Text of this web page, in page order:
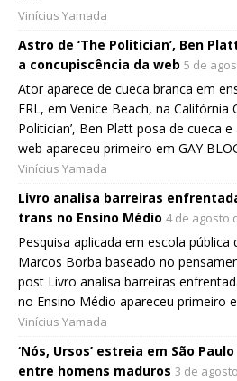
Vinícius Yamada
Astro de ‘The Politician’, Ben
a concupiscência da web 5 de
Ator aparece de cueca branca em
ERL, em Venice Beach, na Califórnia
Politician’, Ben Platt posa de cueca
web apareceu primeiro em GAY
Vinícius Yamada
Livro analisa barreiras
trans no Ensino Médio 4 de agosto
Pesquisa aplicada em escola pública
Marcos Borba baseado no
post Livro analisa barreiras
no Ensino Médio apareceu primeiro
Vinícius Yamada
‘Nós, Ursos’ estreia em São
entre homens maduros 3 de